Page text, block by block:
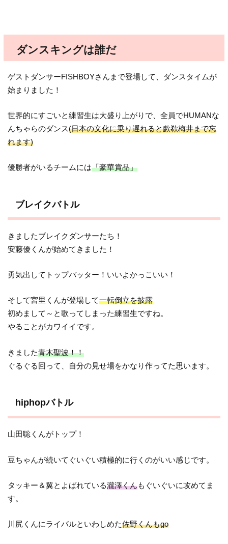
ダンスキングは誰だ
ゲストダンサーFISHBOYさんまで登場して、ダンスタイムが
始まりました！
世界的にすごいと練習生は大盛り上がりで、全員でHUMANな
んちゃらのダンス(日本の文化に乗り遅れると歔欷梅井まで忘
れます)
優勝者がいるチームには「豪華賞品」
ブレイクバトル
きましたブレイクダンサーたち！
安藤優くんが始めてきました！
勇気出してトップバッター！いいよかっこいい！
そして宮里くんが登場して一転倒立を披露
初めまして～と歌ってしまった練習生ですね。
やることがカワイイです。
きました青木聖波！！
ぐるぐる回って、自分の見せ場をかなり作ってた思います。
hiphopバトル
山田聡くんがトップ！
豆ちゃんが続いてぐいぐい積極的に行くのがいい感じです。
タッキー＆翼とよばれている瀧澤くんもぐいぐいに攻めてま
す。
川尻くんにライバルといわしめた佐野くんもgo